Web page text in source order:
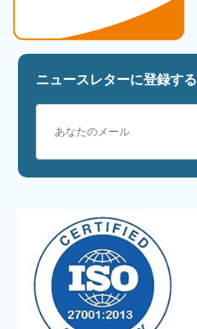
ニュースレターに登録する